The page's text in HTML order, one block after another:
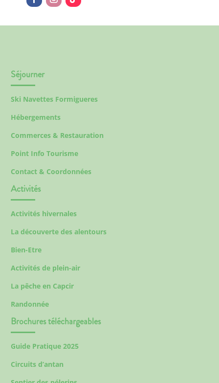
Séjourner
Ski Navettes Formigueres
Hébergements
Commerces & Restauration
Point Info Tourisme
Contact & Coordonnées
Activités
Activités hivernales
La découverte des alentours
Bien-Etre
Activités de plein-air
La pêche en Capcir
Randonnée
Brochures téléchargeables
Guide Pratique 2025
Circuits d’antan